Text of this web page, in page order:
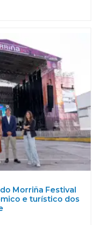
Morriña Festival
e turístico dos